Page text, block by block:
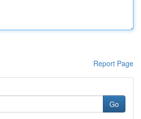
Report Page
Go